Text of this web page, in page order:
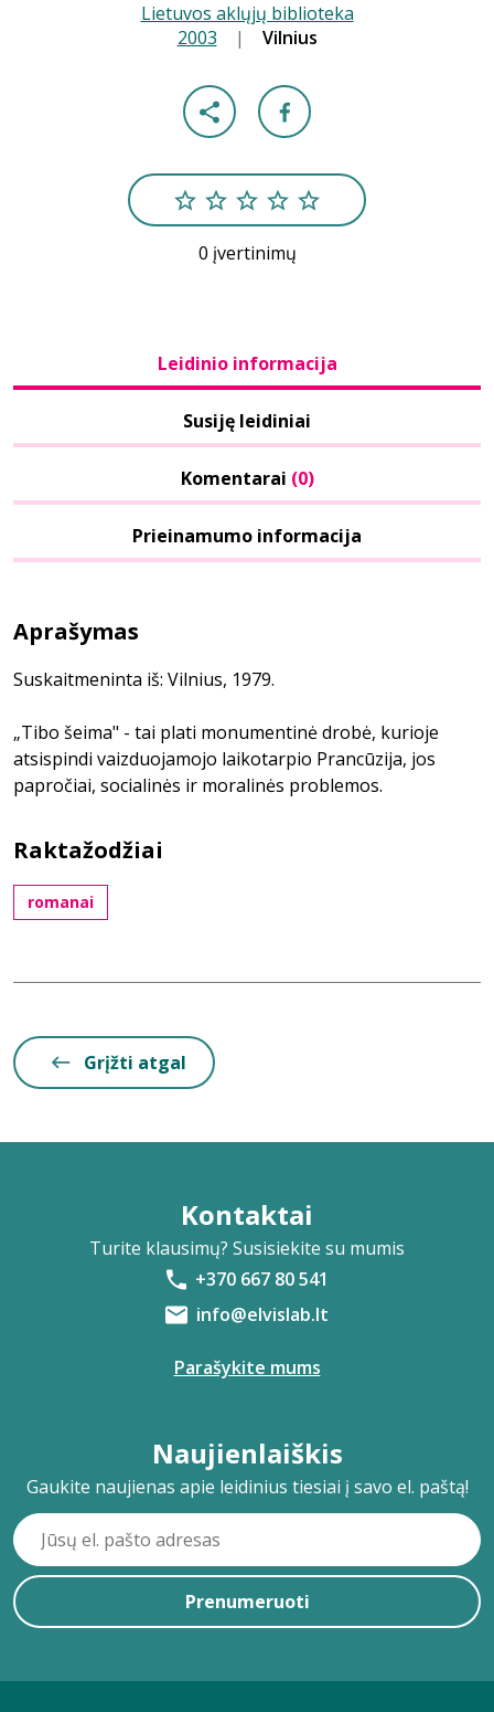
Lietuvos aklųjų biblioteka
2003 | Vilnius
0 įvertinimų
Leidinio informacija
Susiję leidiniai
Komentarai (0)
Prieinamumo informacija
Aprašymas
Suskaitmeninta iš: Vilnius, 1979.
„Tibo šeima" - tai plati monumentinė drobė, kurioje
atsispindi vaizduojamojo laikotarpio Prancūzija, jos
papročiai, socialinės ir moralinės problemos.
Raktažodžiai
romanai
Grįžti atgal
Kontaktai
Turite klausimų? Susisiekite su mumis
+370 667 80 541
info@elvislab.lt
Parašykite mums
Naujienlaiškis
Gaukite naujienas apie leidinius tiesiai į savo el. paštą!
Prenumeruoti